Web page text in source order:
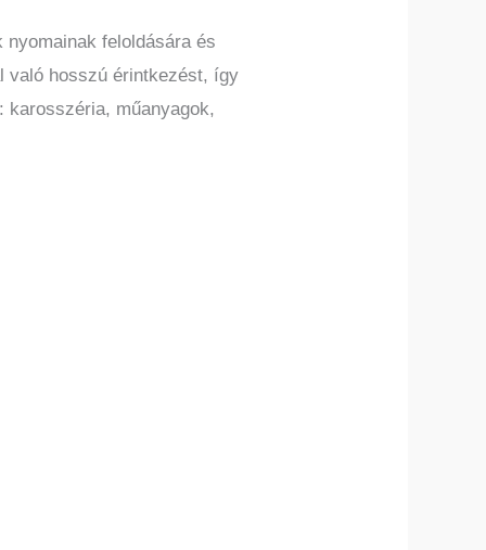
feloldására és
való hosszú érintkezést, így
karosszéria, műanyagok,